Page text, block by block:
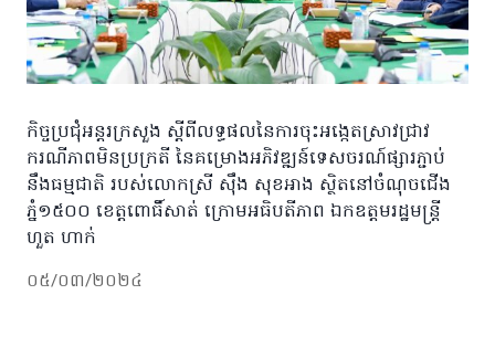
កិច្ចប្រជុំអន្តរក្រសួង ស្តីពីលទ្ធផលនៃការចុះអង្កេតស្រាវជ្រាវ
ករណីភាពមិនប្រក្រតី នៃគម្រោងអភិវឌ្ឍន៍ទេសចរណ៍ផ្សារភ្ជាប់
នឹងធម្មជាតិ របស់លោកស្រី ស៊ឹង សុខអាង ស្ថិតនៅចំណុចជើង
ភ្នំ១៥០០ ខេត្ដពោធិ៍សាត់ ក្រោមអធិបតីភាព ឯកឧត្តមរដ្ឋមន្រ្តី
ហួត ហាក់
០៥/០៣/២០២៤